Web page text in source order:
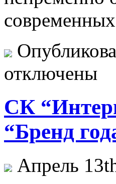
отключены
СК
“Бренд
Апрель